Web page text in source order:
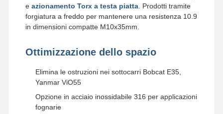
Cerniera della ruota del camion
bulloni e dadi
Pattini Bolt
e azionamento Torx a testa piatta. Prodotti tramite
forgiatura a freddo per mantenere una resistenza 10.9
in dimensioni compatte M10x35mm.
Ottimizzazione dello spazio
Elimina le ostruzioni nei sottocarri Bobcat E35,
Yanmar ViO55
Opzione in acciaio inossidabile 316 per applicazioni
fognarie